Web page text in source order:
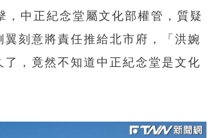
，中正紀念堂屬文化部權管，質疑
翼刻意將責任推給北市府，「洪婉
了，竟然不知道中正紀念堂是文化